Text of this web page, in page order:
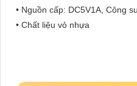
• Nguồn cấp: DC5V1A, Công
• Chất liệu vỏ nhựa